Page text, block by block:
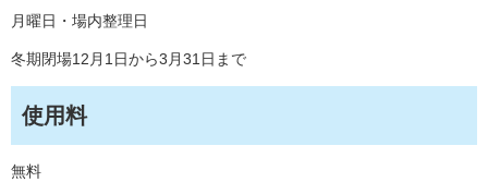
月曜日・場内整理日
冬期閉場12月1日から3月31日まで
使用料
無料